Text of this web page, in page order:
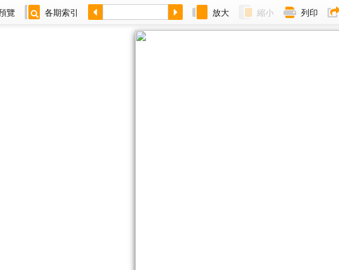
覽 各期索引 放大 縮小 列印